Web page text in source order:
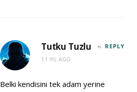
Tutku Tuzlu
11 YIL AGO
REPLY
Belki kendisini tek adam yerine